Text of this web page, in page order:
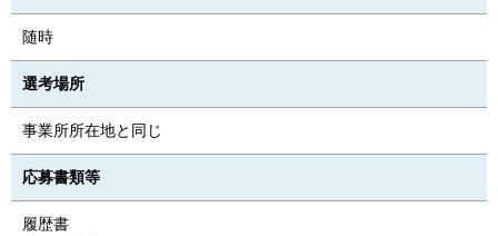
随時
選考場所
事業所所在地と同じ
応募書類等
履歴書